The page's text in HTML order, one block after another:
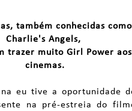
também conhecidas como
Charlie's Angels,
trazer muito Girl Power aos
cinemas.
eu tive a oportunidade
na pré-estreia do